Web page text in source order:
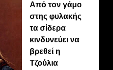
Από τον γάμο
στης φυλακής
τα σίδερα
κινδυνεύει να
βρεθεί η
Τζούλια